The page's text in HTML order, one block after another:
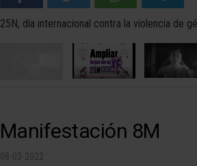
25N, día internacional contra la violencia de
Manifestación 8M
08-03-2022